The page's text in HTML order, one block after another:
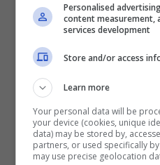
Personalised
content measurement,
services development
Store and/or access
Learn more
Your personal data will be
your device (cookies, unique
data) may be stored by,
partners, or used specifically
may use precise geolocation